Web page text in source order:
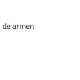
armen